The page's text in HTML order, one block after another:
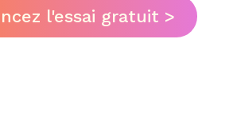
l'essai gratuit >